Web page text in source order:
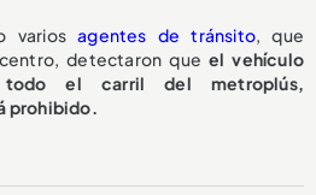
variosagentes de tránsito, que
detectaron que el vehículo
todo el carril del metroplús,
prohibido.